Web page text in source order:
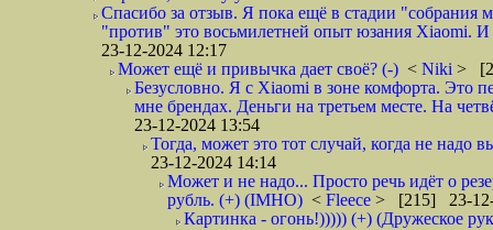
Спасибо за отзыв. Я пока ещё в стадии "собрания
"против" это восьмилетней опыт юзания Xiaomi.
23-12-2024 12:17
Может ещё и привычка дает своё? (-) < Niki >
Безусловно. Я с Xiaomi в зоне комфорта. Это
мне брендах. Деньги на третьем месте. На
23-12-2024 13:54
Тогда, может это тот случай, когда не надо
23-12-2024 14:14
Может и не надо... Просто речь идёт о
рубль. (+) (IMHO) < Fleece > [215] 23-12-
Картинка - огонь!))))) (+) (Дружеское